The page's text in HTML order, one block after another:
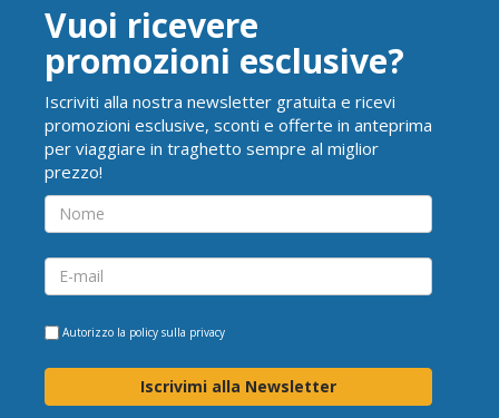
Vuoi ricevere
promozioni esclusive?
Iscriviti alla nostra newsletter gratuita e ricevi
promozioni esclusive, sconti e offerte in anteprima
per viaggiare in traghetto sempre al miglior
prezzo!
Autorizzo la policy sulla privacy
Iscrivimi alla Newsletter